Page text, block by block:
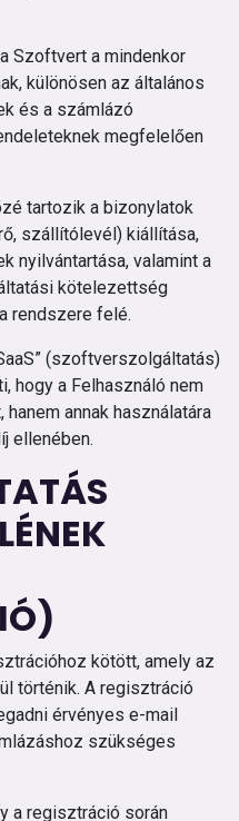
Szoftvert a mindenkor
különösen az általános
és a számlázó
megfelelően
tartozik a bizonylatok
szállítólevél) kiállítása,
nyilvántartása, valamint a
kötelezettség
rendszere felé.
(szoftverszolgáltatás)
hogy a Felhasználó nem
annak használatára
ellenében.
kötött, amely az
történik. A regisztráció
érvényes e-mail
szükséges
a regisztráció során